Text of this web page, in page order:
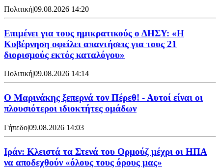
Πολιτική|09.08.2026 14:20
Επιμένει για τους ημικρατικούς ο ΔΗΣΥ: «Η
Κυβέρνηση οφείλει απαντήσεις για τους 21
διορισμούς εκτός καταλόγου»
Πολιτική|09.08.2026 14:14
Ο Μαρινάκης ξεπερνά τον Πέρεθ! - Αυτοί είναι οι
πλουσιότεροι ιδιοκτήτες ομάδων
Γήπεδο|09.08.2026 14:03
Ιράν: Κλειστά τα Στενά του Ορμούζ μέχρι οι ΗΠΑ
να αποδεχθούν «όλους τους όρους μας»